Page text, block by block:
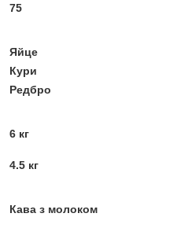
75
Яйце
Кури
Редбро
6 кг
4.5 кг
Кава з молоком